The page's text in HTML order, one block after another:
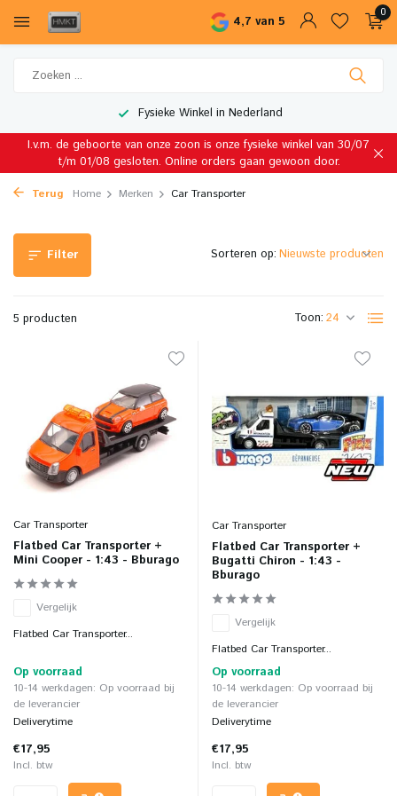
4,7 van 5
0
Fysieke Winkel in Nederland
I.v.m. de geboorte van onze zoon is onze fysieke winkel van 30/07
t/m 01/08 gesloten. Online orders gaan gewoon door.
Terug Home Merken Car Transporter
Filter
5 producten Toon:
Sorteren op:
Car Transporter
Flatbed Car Transporter +
Mini Cooper - 1:43 - Bburago
Vergelijk
Flatbed Car Transporter...
Op voorraad
10-14 werkdagen: Op voorraad bij
de leverancier
Deliverytime
€17,95
Incl. btw
Car Transporter
Flatbed Car Transporter +
Bugatti Chiron - 1:43 -
Bburago
Vergelijk
Flatbed Car Transporter...
Op voorraad
10-14 werkdagen: Op voorraad bij
de leverancier
Deliverytime
€17,95
Incl. btw